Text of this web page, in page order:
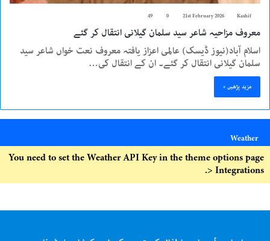
Kashif
21st February 2026
0
49
معروف مزاحیہ شاعر سید سلمان گیلانی انتقال کر گئے
اسلام آباد(نیوز ڈیسک) عالمی اعزاز یافتہ معروف نعت خواں شاعر سید
سلمان گیلانی انتقال کر گئے۔ ان کے انتقال کی…
مزید پڑھیں »
Weather
You need to set the Weather API Key in the theme options page
> Integrations.